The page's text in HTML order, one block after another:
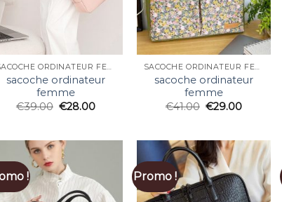
SACOCHE ORDINATEUR FEMME
sacoche ordinateur
femme
€39.00 €28.00
SACOCHE ORDINATEUR FEMME
sacoche ordinateur
femme
€41.00 €29.00
! Promo !